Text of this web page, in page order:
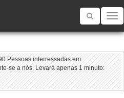
Toggle
Pessoas interressadas em
se a nós. Levará apenas 1 minuto: